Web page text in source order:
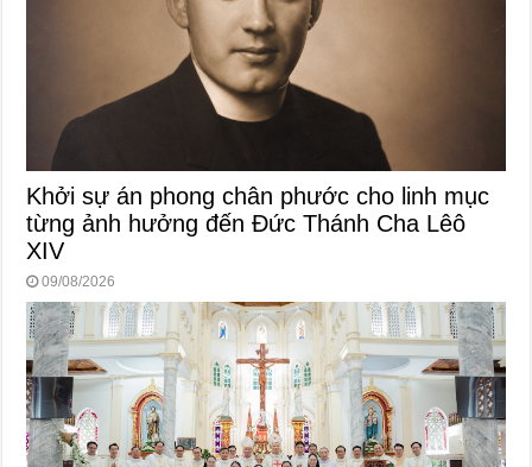
Khởi sự án phong chân phước cho linh mục
từng ảnh hưởng đến Đức Thánh Cha Lêô
XIV
09/08/2026